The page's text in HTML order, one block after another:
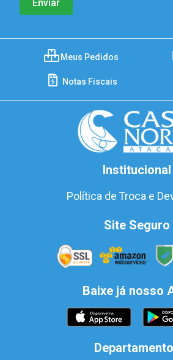
Meus Pedidos
Notas Fiscais
Institucional
Política de Troca e
Site Seguro
Baixe já nosso